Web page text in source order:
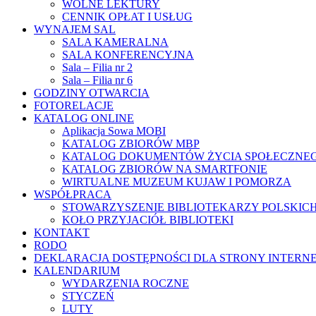
WOLNE LEKTURY
CENNIK OPŁAT I USŁUG
WYNAJEM SAL
SALA KAMERALNA
SALA KONFERENCYJNA
Sala – Filia nr 2
Sala – Filia nr 6
GODZINY OTWARCIA
FOTORELACJE
KATALOG ONLINE
Aplikacja Sowa MOBI
KATALOG ZBIORÓW MBP
KATALOG DOKUMENTÓW ŻYCIA
KATALOG ZBIORÓW NA SMARTFONIE
WIRTUALNE MUZEUM KUJAW I POMORZA
WSPÓŁPRACA
STOWARZYSZENIE BIBLIOTEKARZY
KOŁO PRZYJACIÓŁ BIBLIOTEKI
KONTAKT
RODO
DEKLARACJA DOSTĘPNOŚCI DLA STRONY
KALENDARIUM
WYDARZENIA ROCZNE
STYCZEŃ
LUTY